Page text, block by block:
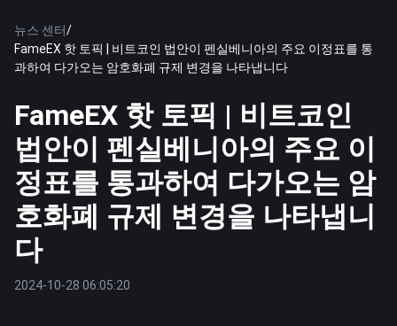
뉴스 센터/
FameEX 핫 토픽 | 비트코인 법안이 펜실베니아의 주요 이정표를 통
과하여 다가오는 암호화폐 규제 변경을 나타냅니다
FameEX 핫 토픽 | 비트코인
법안이 펜실베니아의 주요 이
정표를 통과하여 다가오는 암
호화폐 규제 변경을 나타냅니
다
2024-10-28 06:05:20